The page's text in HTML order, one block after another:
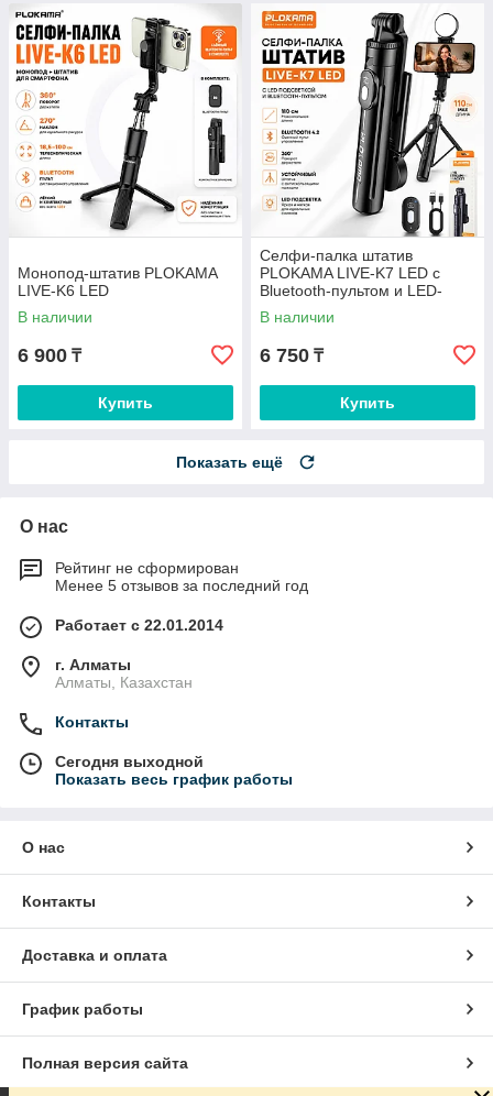
Монопод-штатив PLOKAMA
LIVE-K6 LED
В наличии
6 900 ₸
Купить
Селфи-палка штатив
PLOKAMA LIVE-K7 LED с
Bluetooth-пультом и LED-
подсветкой, 110 см
В наличии
6 750 ₸
Купить
Показать ещё
О нас
Рейтинг не сформирован
Менее 5 отзывов за последний год
Работает с 22.01.2014
г. Алматы
Алматы, Казахстан
Контакты
Сегодня выходной
Показать весь график работы
О нас
Контакты
Доставка и оплата
График работы
Полная версия сайта